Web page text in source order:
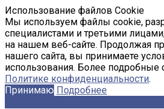
Использование файлов Cookie
Мы используем файлы cookie,
специалистами и третьими
на нашем веб-сайте. Продолжая
нашего сайта, вы принимаете
использования. Более подробные
Политике конфиденциальности.
Принимаю Подробнее